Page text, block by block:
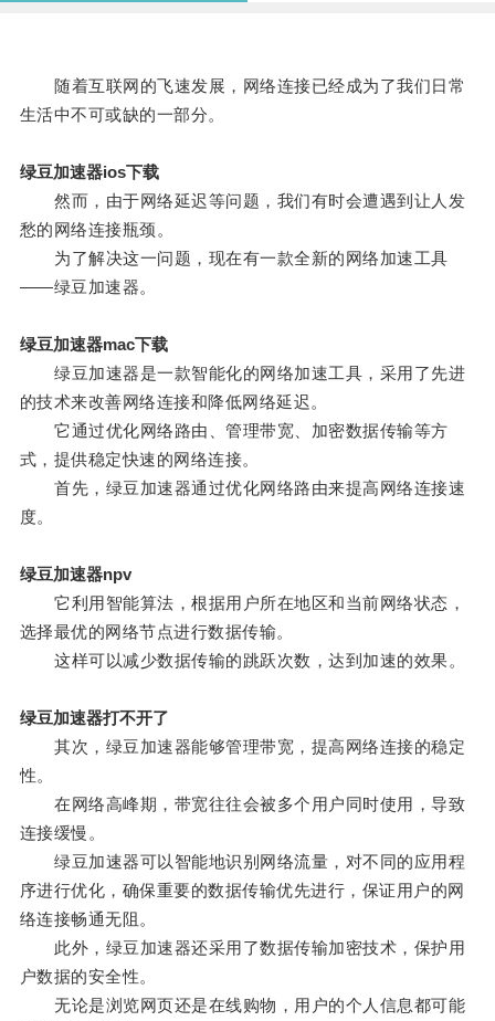
随着互联网的飞速发展，网络连接已经成为了我们日常
生活中不可或缺的一部分。
绿豆加速器ios下载
然而，由于网络延迟等问题，我们有时会遭遇到让人发
愁的网络连接瓶颈。
为了解决这一问题，现在有一款全新的网络加速工具
——绿豆加速器。
绿豆加速器mac下载
绿豆加速器是一款智能化的网络加速工具，采用了先进
的技术来改善网络连接和降低网络延迟。
它通过优化网络路由、管理带宽、加密数据传输等方
式，提供稳定快速的网络连接。
首先，绿豆加速器通过优化网络路由来提高网络连接速
度。
绿豆加速器npv
它利用智能算法，根据用户所在地区和当前网络状态，
选择最优的网络节点进行数据传输。
这样可以减少数据传输的跳跃次数，达到加速的效果。
绿豆加速器打不开了
其次，绿豆加速器能够管理带宽，提高网络连接的稳定
性。
在网络高峰期，带宽往往会被多个用户同时使用，导致
连接缓慢。
绿豆加速器可以智能地识别网络流量，对不同的应用程
序进行优化，确保重要的数据传输优先进行，保证用户的网
络连接畅通无阻。
此外，绿豆加速器还采用了数据传输加密技术，保护用
户数据的安全性。
无论是浏览网页还是在线购物，用户的个人信息都可能